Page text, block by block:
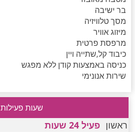
חדרים לפי שעה בהערבה
חדרים לפי שעה בעמק יזרעאל
בר ישיבה
מסך טלוויזיה
מיזוג אוויר
מרפסת פרטית
כיבוד קל,שתייה ויין
כניסה באמצעות קודן ללא מפגש
שירות אנונימי
שעות פעילות
ראשון פעיל 24 שעות